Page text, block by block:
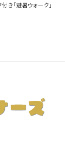
き｢避暑ウォーク｣